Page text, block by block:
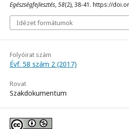
Egészségfejlesztés,58(2), 38-41. https://
Idézet formátumok
Folyóirat szám
Évf. 58 szám 2 (2017)
Rovat
Szakdokumentum